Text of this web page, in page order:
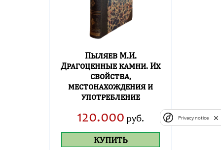
Пыляев М.И.
Драгоценные камни. Их
свойства,
местонахождения и
употребление
120.000 руб.
КУПИТЬ
Privacy notice